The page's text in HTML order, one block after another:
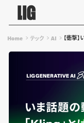
Home テック AI 【衝撃